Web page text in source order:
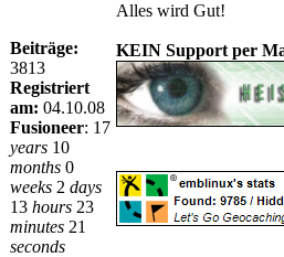
Beiträge:
3813
Registriert
am: 04.10.08
Fusioneer: 17
years 10
months 0
weeks 2 days
13 hours 23
minutes 21
seconds
Alles wird Gut!
KEIN Support per